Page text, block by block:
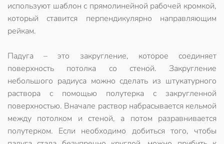
используют шаблон с прямолинейной рабочей кромкой,
который ставится перпендикулярно направляющим
рейкам.
Падуга – это закругление, которое соединяет
поверхность потолка со стеной. Закругление
небольшого радиуса можно сделать из штукатурного
раствора с помощью полутерка с закругленной
поверхностью. Вначале раствор набрасывается кельмой
между потолком и стеной, а потом разравнивается
полутерком. Если необходимо добиться того, чтобы